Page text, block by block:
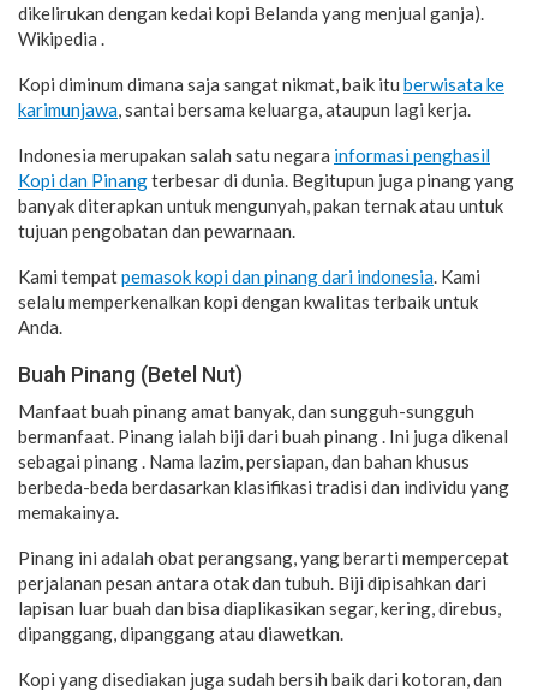
dikelirukan dengan kedai kopi Belanda yang menjual ganja).
Wikipedia .
Kopi diminum dimana saja sangat nikmat, baik itu berwisata ke
karimunjawa, santai bersama keluarga, ataupun lagi kerja.
Indonesia merupakan salah satu negara informasi penghasil
Kopi dan Pinangterbesar di dunia. Begitupun juga pinang yang
banyak diterapkan untuk mengunyah, pakan ternak atau untuk
tujuan pengobatan dan pewarnaan.
Kami tempatpemasok kopi dan pinang dari indonesia. Kami
selalu memperkenalkan kopi dengan kwalitas terbaik untuk
Anda.
Buah Pinang (Betel Nut)
Manfaat buah pinang amat banyak, dan sungguh-sungguh
bermanfaat. Pinang ialah biji dari buah pinang . Ini juga dikenal
sebagai pinang . Nama lazim, persiapan, dan bahan khusus
berbeda-beda berdasarkan klasifikasi tradisi dan individu yang
memakainya.
Pinang ini adalah obat perangsang, yang berarti mempercepat
perjalanan pesan antara otak dan tubuh. Biji dipisahkan dari
lapisan luar buah dan bisa diaplikasikan segar, kering, direbus,
dipanggang, dipanggang atau diawetkan.
Kopi yang disediakan juga sudah bersih baik dari kotoran, dan